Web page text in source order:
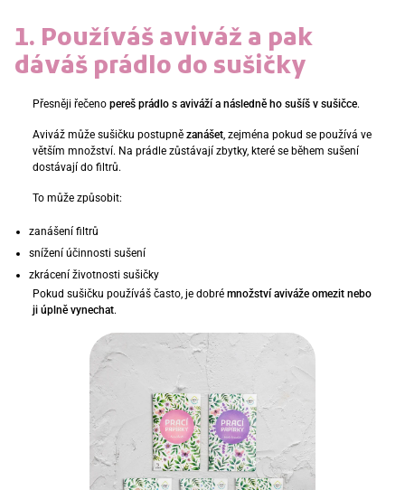
1. Používáš aviváž a pak
dáváš prádlo do sušičky
Přesněji řečeno pereš prádlo s aviváží a následně ho sušíš v sušičce.
Aviváž může sušičku postupně zanášet, zejména pokud se používá ve
větším množství. Na prádle zůstávají zbytky, které se během sušení
dostávají do filtrů.
To může způsobit:
zanášení filtrů
snížení účinnosti sušení
zkrácení životnosti sušičky
Pokud sušičku používáš často, je dobré množství aviváže omezit nebo
ji úplně vynechat.